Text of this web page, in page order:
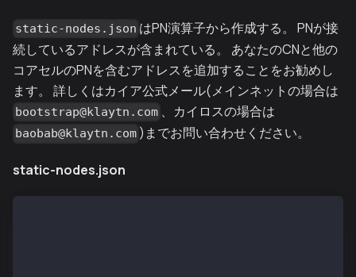
static-nodes.json はPN演算子から作成する。 PNが接
続しているアドレスが含まれている。 あなたのCNと他の
コアセルのPNを含むアドレスを追加することをお勧めし
ます。 詳しくはカイア公式メール(メインネットの場合は
bootstrap@klaytn.com 、カイロスの場合は
baobab@klaytn.com )までお問い合わせください。
static-nodes.json